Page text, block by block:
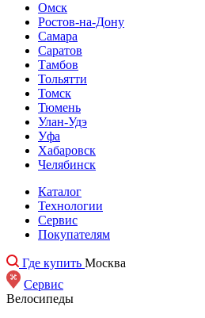
Омск
Ростов-на-Дону
Самара
Саратов
Тамбов
Тольятти
Томск
Тюмень
Улан-Удэ
Уфа
Хабаровск
Челябинск
Каталог
Технологии
Сервис
Покупателям
Где купить Москва
Сервис
Велосипеды